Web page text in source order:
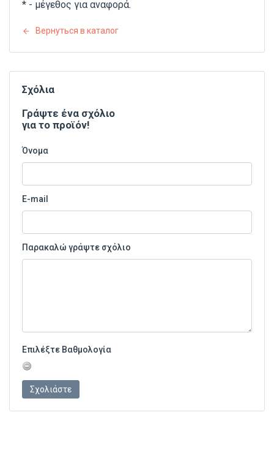
* - μέγεθος για αναφορά.
Вернуться в каталог
Σχόλια
Γράψτε ένα σχόλιο
για το προϊόν!
Όνομα
E-mail
Παρακαλώ γράψτε σχόλιο
Επιλέξτε Βαθμολογία